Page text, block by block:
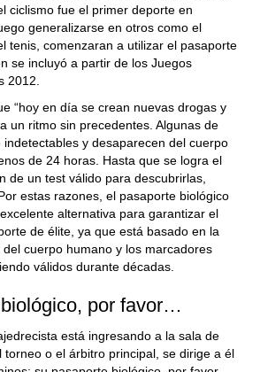
ciclismo fue el primer deporte en
generalizarse en otros como el
tenis, comenzaran a utilizar el pasaporte
se incluyó a partir de los Juegos
2012.
“hoy en día se crean nuevas drogas y
un ritmo sin precedentes. Algunas de
y desaparecen del cuerpo
de 24 horas. Hasta que se logra el
de un test válido para descubrirlas,
estas razones, el pasaporte biológico
alternativa para garantizar el
de élite, ya que está basado en la
cuerpo humano y los marcadores
válidos durante décadas.
por favor…
está ingresando a la sala de
torneo o el árbitro principal, se dirige a él